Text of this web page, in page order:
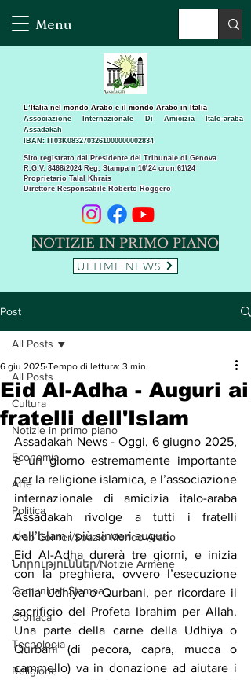
Menu
Sito registrato dal Presidente del Tribunale di Genova
R.G.V. 8468\2024 Reg. Stampa n 16\24 cron.61\24 ​
Proprietario Talal Khrais
Direttore Responsabile Roberto Roggero
L’Italia nel mondo Arabo e il mondo Arabo in Italia
Associazione Internazionale Di Amicizia Italo-araba
Assadakah
IBAN: IT03K0832703261000000002834
NOTIZIE IN PRIMO PIANO
ULTIME NEWS
Post
All Posts
Cultura
Notizie in primo piano
Economia
Arte
Politica
Arab Corner/Spazio Mondo Arabo
Նորություններ/Notizie Armene
Comunicati Stampa
Cronaca
Tecnologia
Religione
All Posts
Eid Al-Adha - Auguri ai
fratelli dell'Islam
6 giu 2025 Tempo di lettura: 3 min
Assadakah News - Oggi, 6 giugno 2025,
è un giorno estremamente importante
per la religione islamica, e l’associazione
internazionale di amicizia italo-araba
Assadakah rivolge a tutti i fratelli
dell’Islam i più sinceri auguri.
Eid Al-Adha durerà tre giorni, e inizia
con la preghiera, ovvero l’esecuzione
della Udhiya o Qurbani, per ricordare il
sacrificio del Profeta Ibrahim per Allah.
Una parte della carne della Udhiya o
Qurbani (di pecora, capra, mucca o
cammello) va in donazione ad aiutare i